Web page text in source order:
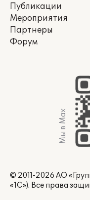
Публикации
Мероприятия
Партнеры
Форум
Мы в Max
© 2011-2026 АО
«1С»). Все права